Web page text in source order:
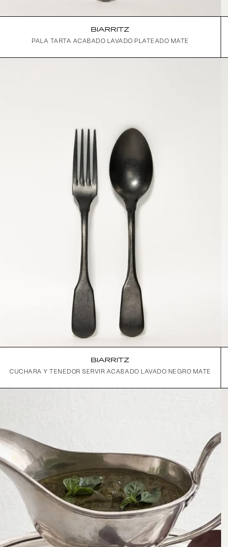
BIARRITZ
PALA TARTA ACABADO LAVADO PLATEADO MATE
BIARRITZ
CUCHARA Y TENEDOR SERVIR ACABADO LAVADO NEGRO MATE